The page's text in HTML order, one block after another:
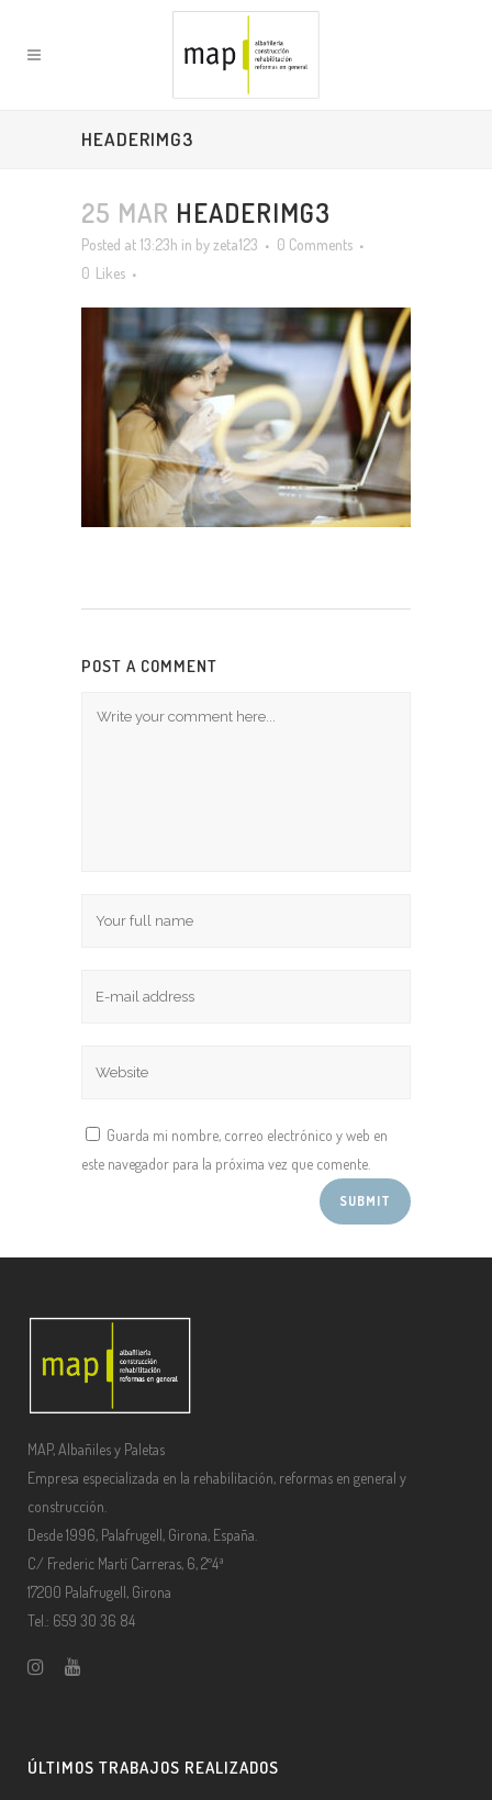
HEADERIMG3
25 MAR HEADERIMG3
Posted at 13:23h in byzeta123
0 Comments
0 Likes
POST A COMMENT
Guarda mi nombre, correo electrónico y web en
este navegador para la próxima vez que comente.
MAP, Albañiles y Paletas
Empresa especializada en la rehabilitación, reformas en general y
construcción.
Desde 1996, Palafrugell, Girona, España.
C/ Frederic Martí Carreras, 6, 2º4ª
17200 Palafrugell, Girona
Tel.: 659 30 36 84
ÚLTIMOS TRABAJOS REALIZADOS